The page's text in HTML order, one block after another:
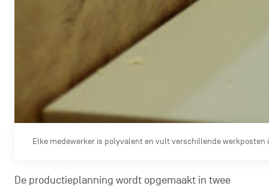
Elke medewerker is polyvalent en vult verschillende werkposten
De productieplanning wordt opgemaakt in twee